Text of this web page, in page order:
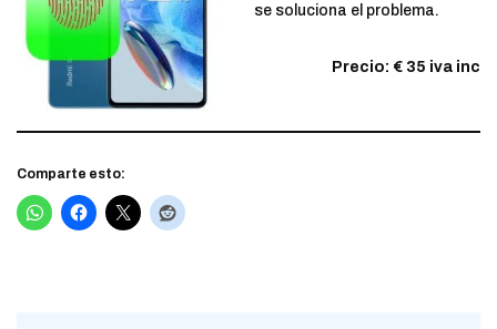
se soluciona el problema.
Precio: € 35 iva inc
Comparte esto: